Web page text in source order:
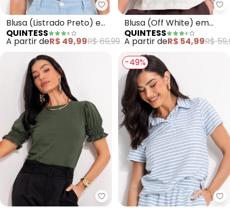
Quintess - Blusa (Listrado
Blusa (Listrado Preto) em
Meia Malha Listrada
QUINTESS
A partir deR$ 49,99R$ 69,99
Blusa (Off White) em
Malha de Algodão
QUINTESS
A partir deR$ 54,99R$
Quintess - Blusa (Verde
-49%